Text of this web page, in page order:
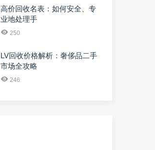
高价回收名表：如何安全、专
业地处理手
250
LV回收价格解析：奢侈品二手
市场全攻略
246